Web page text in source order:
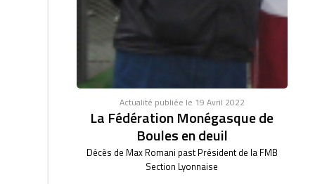
Actualité publiée le 19 Avril 2022
La Fédération Monégasque de
Boules en deuil
Décès de Max Romani past Président de la FMB
Section Lyonnaise